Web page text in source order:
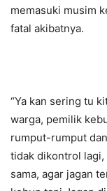
memasuki musim
fatal akibatnya.
“Ya kan sering tu
warga, pemilik
rumput-rumput
tidak dikontrol
sama, agar jagan